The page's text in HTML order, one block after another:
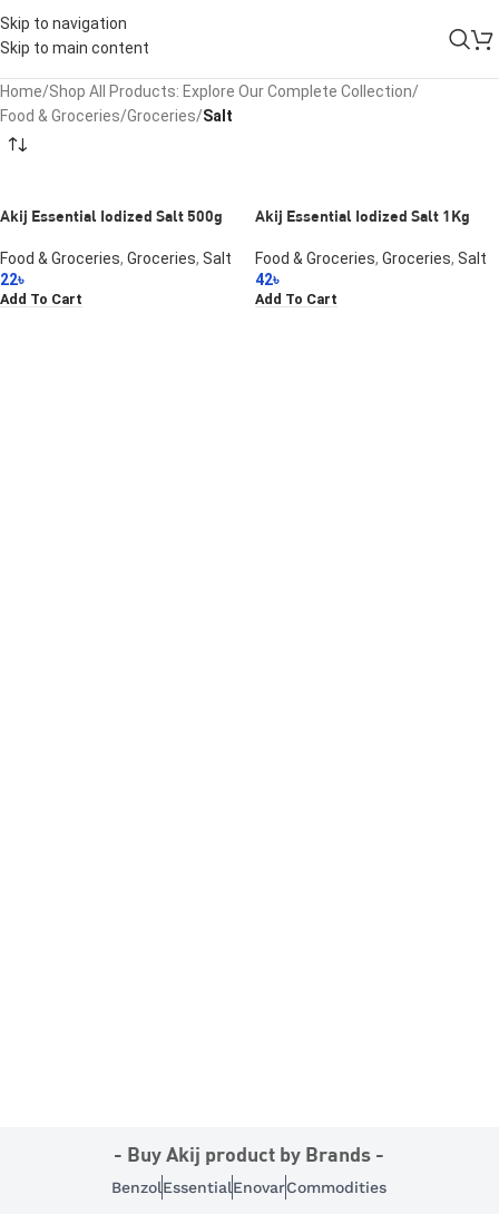
Skip to navigation
Skip to main content
Home/Shop All Products: Explore Our Complete Collection/
Food & Groceries/Groceries/Salt
Akij Essential Iodized Salt 500g
Food & Groceries, Groceries, Salt
22৳
Add To Cart
Akij Essential Iodized Salt 1Kg
Food & Groceries, Groceries, Salt
42৳
Add To Cart
- Buy Akij product by Brands -
BenzolEssentialEnovarCommodities